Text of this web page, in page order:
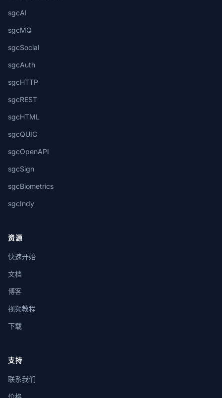
sgcAI
sgcMQ
sgcSocial
sgcAuth
sgcHTTP
sgcREST
sgcHTML
sgcQUIC
sgcOpenAPI
sgcSign
sgcBiometrics
sgcIndy
资源
快速开始
文档
博客
视频教程
下载
支持
联系我们
价格